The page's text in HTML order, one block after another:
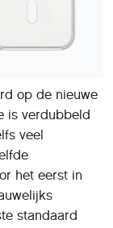
op de nieuwe
is verdubbeld
veel
het eerst in
standaard